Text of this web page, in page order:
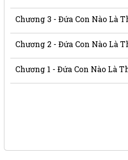
Chương 3 - Đứa Con Nào Là
Chương 2 - Đứa Con Nào Là
Chương 1 - Đứa Con Nào Là